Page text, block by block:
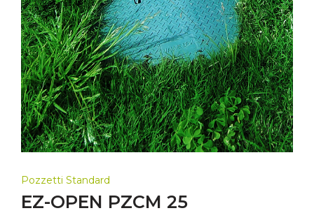
Pozzetti Standard
EZ-OPEN PZCM 25